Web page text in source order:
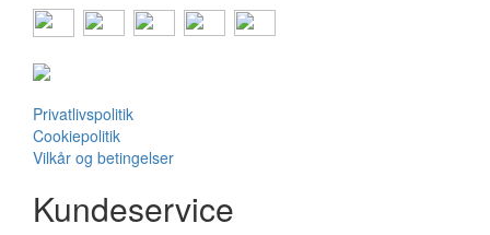
Privatlivspolitik
Cookiepolitik
Vilkår og betingelser
Kundeservice